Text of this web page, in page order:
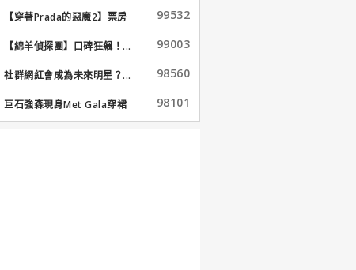
【穿著Prada的惡魔2】票房
99532
【綿羊偵探團】口碑狂飆！... 99003
社群網紅會成為未來明星？... 98560
巨石強森現身Met Gala穿裙
子...
98101